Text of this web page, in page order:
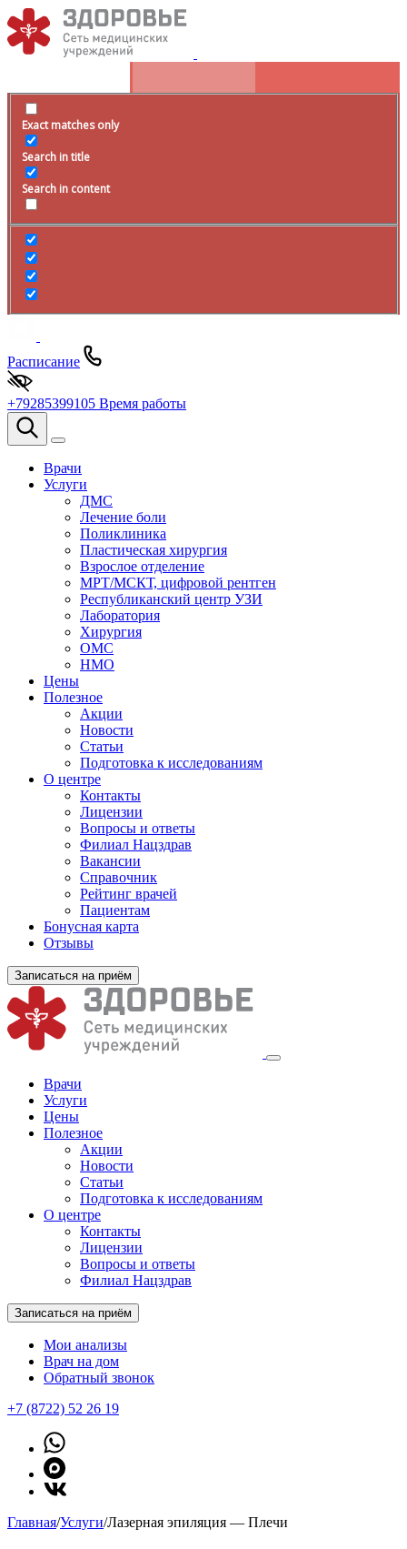
Exact matches only
Search in title
Search in content
Расписание
+79285399105 Время работы
Врачи
Услуги
ДМС
Лечение боли
Поликлиника
Пластическая хирургия
Взрослое отделение
МРТ/МСКТ, цифровой рентген
Республиканский центр УЗИ
Лаборатория
Хирургия
ОМС
НМО
Цены
Полезное
Акции
Новости
Статьи
Подготовка к исследованиям
О центре
Контакты
Лицензии
Вопросы и ответы
Филиал Нацздрав
Вакансии
Справочник
Рейтинг врачей
Пациентам
Бонусная карта
Отзывы
Записаться на приём
Врачи
Услуги
Цены
Полезное
Акции
Новости
Статьи
Подготовка к исследованиям
О центре
Контакты
Лицензии
Вопросы и ответы
Филиал Нацздрав
Записаться на приём
Мои анализы
Врач на дом
Обратный звонок
+7 (8722) 52 26 19
Главная/Услуги/Лазерная эпиляция — Плечи